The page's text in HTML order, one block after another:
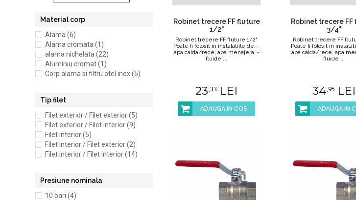
Material corp
Alama (6)
Alama cromata (1)
alama nichelata (22)
Aluminiu cromat (1)
Corp alama si filtru otel inox (5)
Tip filet
Filet exterior / Filet exterior (5)
Filet exterior / Filet interior (9)
Filet interior (5)
Filet interior / Filet exterior (2)
Filet interior / Filet interior (14)
Presiune nominala
10 bari (4)
Robinet trecere FF fluture
1/2"
Robinet trecere FF fluture 1/2"
Poate fi folosit in instalatiile de: -
apa calda/rece, apa menajera; -
fluide ...
23,33 LEI
ADAUGA IN COS
Robinet trecere
3/4"
Robinet trecere FF
Poate fi folosit in
apa calda/rece, apa
fluide ...
34,95 LEI
ADAUGA IN